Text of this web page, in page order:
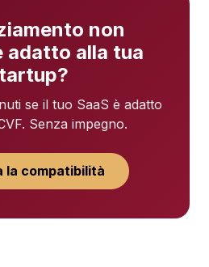
non
adatto alla tua
se il tuo SaaS è adatto
Senza impegno.
la compatibilità